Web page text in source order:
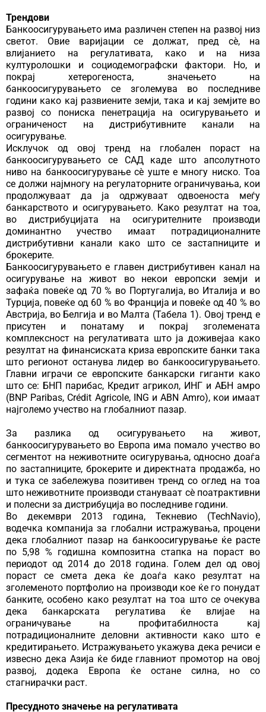
Трендови
Банкоосигурувањето има различен степен на развој низ
светот. Овие варијации се должат, пред сè, на
влијанието на регулативата, како и на низа
културолошки и социодемографски фактори. Но, и
покрај хетерогеноста, значењето на
банкоосигурувањето се зголемува во последниве
години како кај развиените земји, така и кај земјите во
развој со пониска пенетрација на осигурувањето и
ограниченост на дистрибутивните канали на
осигурување.
Исклучок од овој тренд на глобален пораст на
банкоосигурувањето се САД каде што апсолутното
ниво на банкоосигурување сè уште е многу ниско. Тоа
се должи најмногу на регулаторните ограничувања, кои
продолжуваат да ја одржуваат одвоеноста меѓу
банкарството и осигурувањето. Како резултат на тоа,
во дистрибуцијата на осигурителните производи
доминантно учество имаат потрадиционалните
дистрибутивни канали како што се застапниците и
брокерите.
Банкоосигурувањето е главен дистрибутивен канал на
осигурување на живот во некои европски земји и
зафаќа повеќе од 70 % во Португалија, во Италија и во
Турција, повеќе од 60 % во Франција и повеќе од 40 % во
Австрија, во Белгија и во Малта (Табела 1). Овој тренд е
присутен и понатаму и покрај зголемената
комплексност на регулативата што ја доживејаа како
резултат на финансиската криза европските банки така
што регионот останува лидер во банкоосигурувањето.
Главни играчи се европските банкарски гиганти како
што се: БНП парибас, Кредит агрикол, ИНГ и АБН амро
(BNP Paribas, Crédit Agricole, ING и ABN Amro), кои имаат
најголемо учество на глобалниот пазар.
За разлика од осигурувањето на живот,
банкоосигурувањето во Европа има помало учество во
сегментот на неживотните осигурувања, односно доаѓа
по застапниците, брокерите и директната продажба, но
и тука се забележува позитивен тренд со оглед на тоа
што неживотните производи стануваат сè поатрактивни
и полесни за дистрибуција во последниве години.
Во декември 2013 година, Текневио (TechNavio),
водечка компанија за глобални истражувања, процени
дека глобалниот пазар на банкоосигурување ќе расте
по 5,98 % годишна композитна стапка на пораст во
периодот од 2014 до 2018 година. Голем дел од овој
пораст се смета дека ќе доаѓа како резултат на
зголеменото портфолио на производи кое ќе го понудат
банките, особено како резултат на тоа што се очекува
дека банкарската регулатива ќе влијае на
ограничување на профитабилноста кај
потрадиционалните деловни активности како што е
кредитирањето. Истражувањето укажува дека речиси е
извесно дека Азија ќе биде главниот промотор на овој
развој, додека Европа ќе остане силна, но со
стагнирачки раст.
Пресудното значење на регулативата